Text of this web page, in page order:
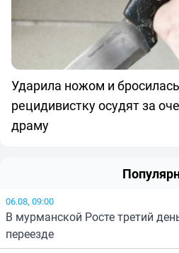
Ударила ножом и
рецидивистку осудят за
драму
06.08, 09:00
В мурманской Росте третий
переезде